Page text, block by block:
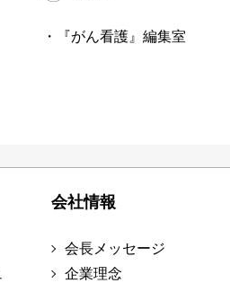
・『がん看護』編集室
会社情報
会長メッセージ
企業理念